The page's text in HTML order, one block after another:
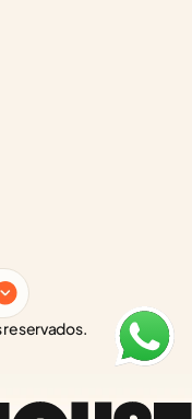
reservados.